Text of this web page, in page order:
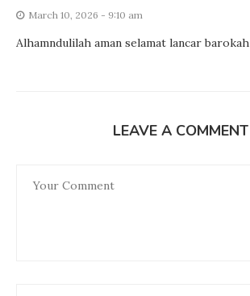
March 10, 2026 - 9:10 am
Alhamndulilah aman selamat lancar barokah
LEAVE A COMMENT